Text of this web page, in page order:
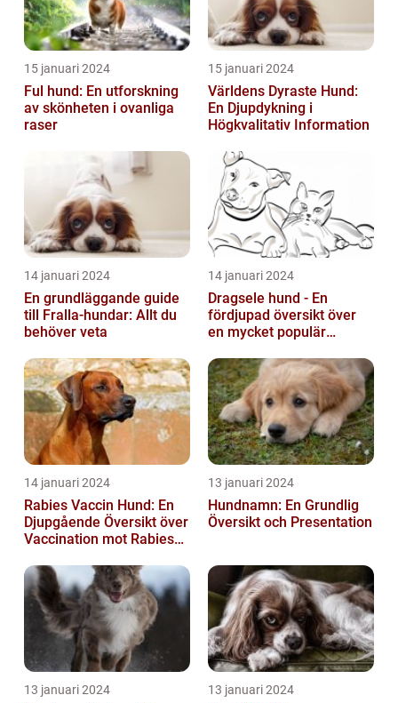
15 januari 2024
Ful hund: En utforskning
av skönheten i ovanliga
raser
15 januari 2024
Världens Dyraste Hund:
En Djupdykning i
Högkvalitativ Information
14 januari 2024
En grundläggande guide
till Fralla-hundar: Allt du
behöver veta
14 januari 2024
Dragsele hund - En
fördjupad översikt över
en mycket populär
14 januari 2024
Rabies Vaccin Hund: En
Djupgående Översikt över
Vaccination mot Rabies
13 januari 2024
Hundnamn: En Grundlig
Översikt och Presentation
13 januari 2024 13 januari 2024